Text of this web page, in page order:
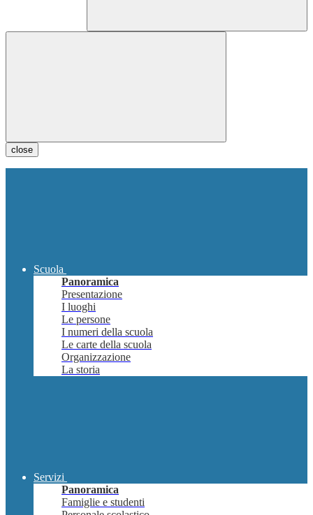
close
Scuola
Panoramica
Presentazione
I luoghi
Le persone
I numeri della scuola
Le carte della scuola
Organizzazione
La storia
Servizi
Panoramica
Famiglie e studenti